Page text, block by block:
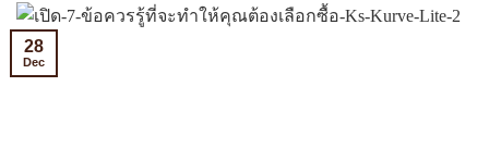
28
Dec